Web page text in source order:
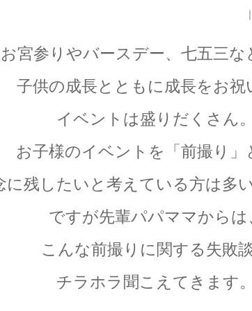
お宮参りやバースデー、七五三
子供の成長とともに成長をお祝
イベントは盛りだくさん。
お子様のイベントを「前撮り」
に残したいと考えている方は多
ですが先輩パパママからは
こんな前撮りに関する失敗
チラホラ聞こえてきます。